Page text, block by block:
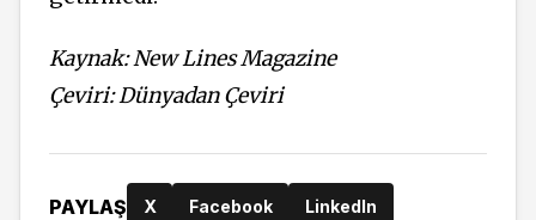
Kaynak: New Lines Magazine
Çeviri: Dünyadan Çeviri
PAYLAŞ X Facebook LinkedIn